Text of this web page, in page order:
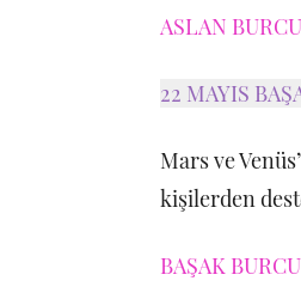
ASLAN
22 MAYIS
Mars ve
kişilerden
BAŞAK